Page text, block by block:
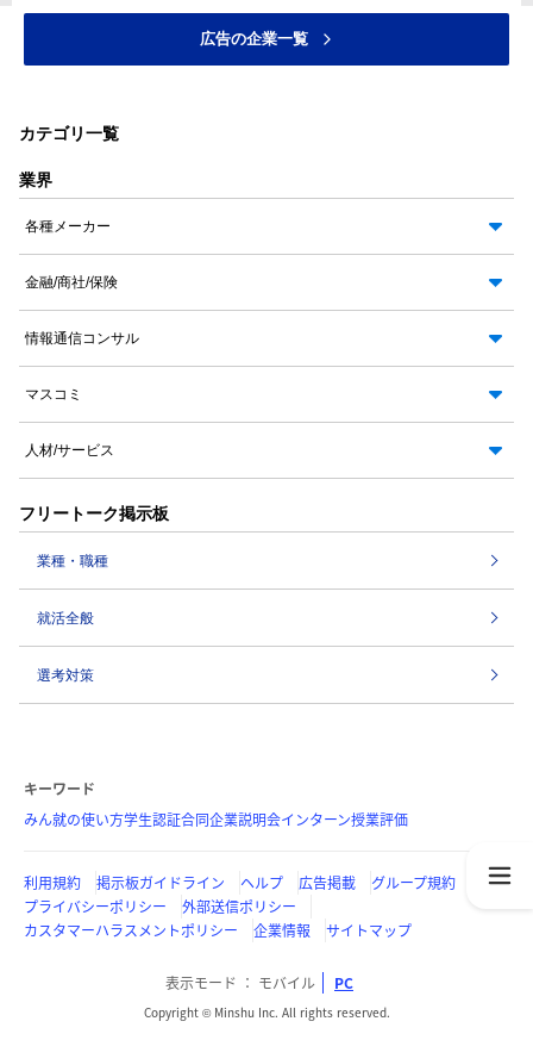
広告の企業一覧
カテゴリ一覧
業界
各種メーカー
金融/商社/保険
情報通信コンサル
マスコミ
人材/サービス
フリートーク掲示板
業種・職種
就活全般
選考対策
キーワード
みん就の使い方学生認証合同企業説明会インターン授業評価
利用規約 掲示板ガイドライン ヘルプ 広告掲載
グループ規約
プライバシーポリシー
外部送信ポリシー
カスタマーハラスメントポリシー
企業情報 サイトマップ
表示モード モバイル PC
Copyright © Minshu Inc. All rights reserved.